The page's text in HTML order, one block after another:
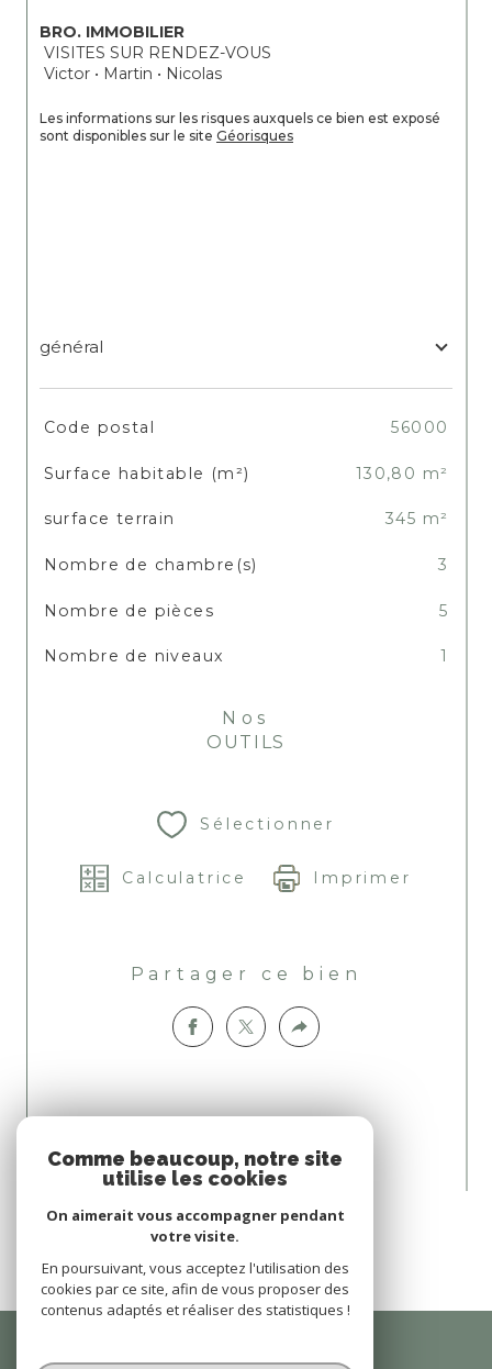
BRO. IMMOBILIER
VISITES SUR RENDEZ-VOUS
Victor • Martin • Nicolas
Les informations sur les risques auxquels ce bien est exposé
sont disponibles sur le site Géorisques
général
TRAD_SIROCCO_Caracteristique
Code postal 56000
Surface habitable (m²) 130,80 m²
surface terrain 345 m²
Nombre de chambre(s) 3
Nombre de pièces 5
Nombre de niveaux 1
Nos
OUTILS
Sélectionner
Calculatrice Imprimer
Partager ce bien
Nous suivre sur
Comme beaucoup, notre site
utilise les cookies
On aimerait vous accompagner pendant
votre visite.
En poursuivant, vous acceptez l'utilisation des
cookies par ce site, afin de vous proposer des
contenus adaptés et réaliser des statistiques !